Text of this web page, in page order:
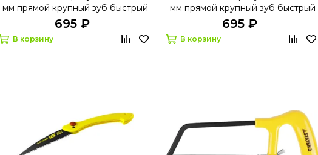
мм прямой крупный зуб быстрый
рез поперек волокон
695 ₽
В корзину
мм прямой крупный зуб быстрый
рез поперек волокон
695 ₽
В корзину